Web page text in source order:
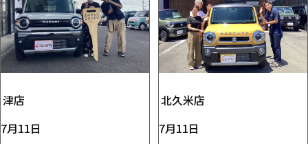
津店
7月11日
北久米店
7月11日